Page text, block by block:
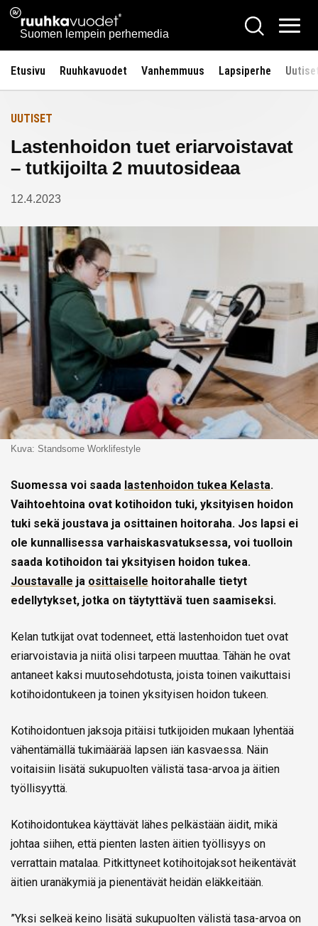
Siirry
sisältöön
Ruuhkavuodet.fi
Suomen lempein perhemedia
Hae
Etusivu Ruuhkavuodet Vanhemmuus Lapsiperhe
Etusivulle
UUTISET
Lastenhoidon tuet eriarvoistavat
– tutkijoilta 2 muutosideaa
12.4.2023
Kuva: Standsome Worklifestyle
Suomessa voi saada lastenhoidon tukea Kelasta.
Vaihtoehtoina ovat kotihoidon tuki, yksityisen hoidon
tuki sekä joustava ja osittainen hoitoraha. Jos lapsi ei
ole kunnallisessa varhaiskasvatuksessa, voi tuolloin
saada kotihoidon tai yksityisen hoidon tukea.
Joustavalle ja osittaiselle hoitorahalle tietyt
edellytykset, jotka on täytyttävä tuen saamiseksi.
Kelan tutkijat ovat todenneet, että lastenhoidon tuet ovat
eriarvoistavia ja niitä olisi tarpeen muuttaa. Tähän he ovat
antaneet kaksi muutosehdotusta, joista toinen vaikuttaisi
kotihoidontukeen ja toinen yksityisen hoidon tukeen.
Kotihoidontuen jaksoja pitäisi tutkijoiden mukaan lyhentää
vähentämällä tukimäärää lapsen iän kasvaessa. Näin
voitaisiin lisätä sukupuolten välistä tasa-arvoa ja äitien
työllisyyttä.
Kotihoidontukea käyttävät lähes pelkästään äidit, mikä
johtaa siihen, että pienten lasten äitien työllisyys on
verrattain matalaa. Pitkittyneet kotihoitojaksot heikentävät
äitien uranäkymiä ja pienentävät heidän eläkkeitään.
”Yksi selkeä keino lisätä sukupuolten välistä tasa-arvoa on